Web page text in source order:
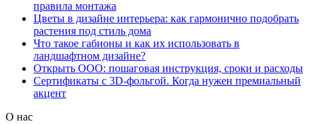
правила монтажа
Цветы в дизайне интерьера: как гармонично подобрать
растения под стиль дома
Что такое габионы и как их использовать в
ландшафтном дизайне?
Открыть ООО: пошаговая инструкция, сроки и расходы
Сертификаты с 3D-фольгой. Когда нужен премиальный
акцент
О нас